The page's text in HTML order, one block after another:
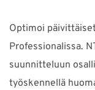
Optimoi
Professionalissa.
suunnitteluun
työskennellä